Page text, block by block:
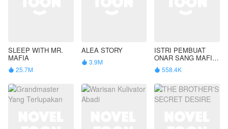
SLEEP WITH MR.
MAFIA
 25.7M
ALEA STORY
 3.9M
ISTRI PEMBUAT
ONAR SANG MAFIA
KEJAM
 558.4K